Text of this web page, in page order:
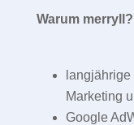
Warum merryll?
Marketing
Google